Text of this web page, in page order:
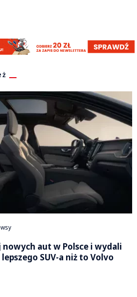
nowych aut w Polsce i wydali
SUV-a niż to Volvo